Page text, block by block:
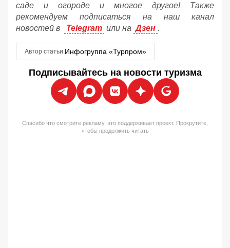
саде и огороде и многое другое! Также
рекомендуем подписаться на наш канал
новостей в
Telegram или на Дзен .
Автор статьи:Инфогруппа «Турпром»
Подписывайтесь на новости туризма
Спасибо что смотрите рекламу, это поддерживает проект. Прокрутите,
чтобы продолжить читать